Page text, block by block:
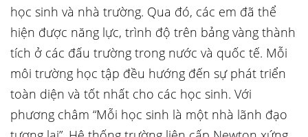
học sinh và nhà trường. Qua đó, các em đã thể
hiện được năng lực, trình độ trên bảng vàng thành
tích ở các đấu trường trong nước và quốc tế. Mỗi
môi trường học tập đều hướng đến sự phát triển
toàn diện và tốt nhất cho các học sinh. Với
phương châm “Mỗi học sinh là một nhà lãnh đạo